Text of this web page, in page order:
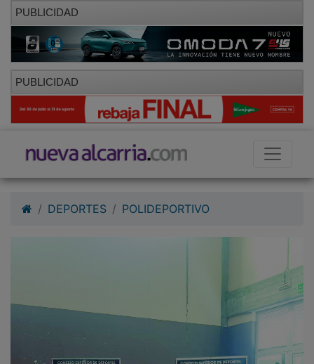
PUBLICIDAD
PUBLICIDAD